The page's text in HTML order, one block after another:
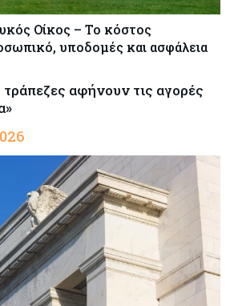
Οίκος – Το κόστος
υποδομές και ασφάλεια
τράπεζες αφήνουν τις αγορές